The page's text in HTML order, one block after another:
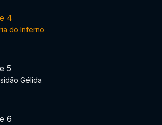
4
do Inferno
5
Gélida
6